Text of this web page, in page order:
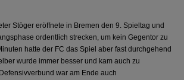
Stöger eröffnete in Bremen den 9. Spieltag und
ordentlich strecken, um kein Gegentor zu
hatte der FC das Spiel aber fast durchgehend
wurde immer besser und kam auch zu
war am Ende auch